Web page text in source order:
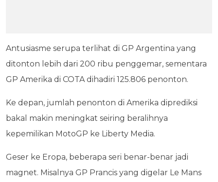
Antusiasme serupa terlihat di GP Argentina yang
ditonton lebih dari 200 ribu penggemar, sementara
GP Amerika di COTA dihadiri 125.806 penonton.
Ke depan, jumlah penonton di Amerika diprediksi
bakal makin meningkat seiring beralihnya
kepemilikan MotoGP ke Liberty Media.
Geser ke Eropa, beberapa seri benar-benar jadi
magnet. Misalnya GP Prancis yang digelar Le Mans